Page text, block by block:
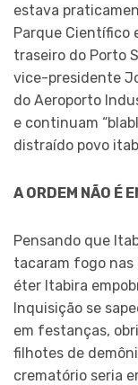
estava
Parque Científico
traseiro do Porto
vice-presidente
do Aeroporto
e continuam
distraído povo
A ORDEM NÃO É
Pensando que
tacaram fogo
éter Itabira
Inquisição se
em festanças,
filhotes de
crematório seria